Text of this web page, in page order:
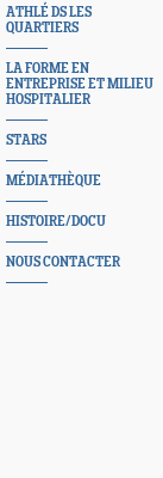
ATHLÉ DS LES
QUARTIERS
LA FORME EN
ENTREPRISE ET MILIEU
HOSPITALIER
STARS
MÉDIATHÈQUE
HISTOIRE/DOCU
NOUS CONTACTER